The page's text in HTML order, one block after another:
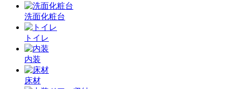
洗面化粧台
トイレ
内装
床材